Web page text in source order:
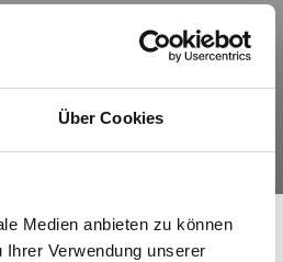
Über Cookies
Medien anbieten zu können
Verwendung unserer